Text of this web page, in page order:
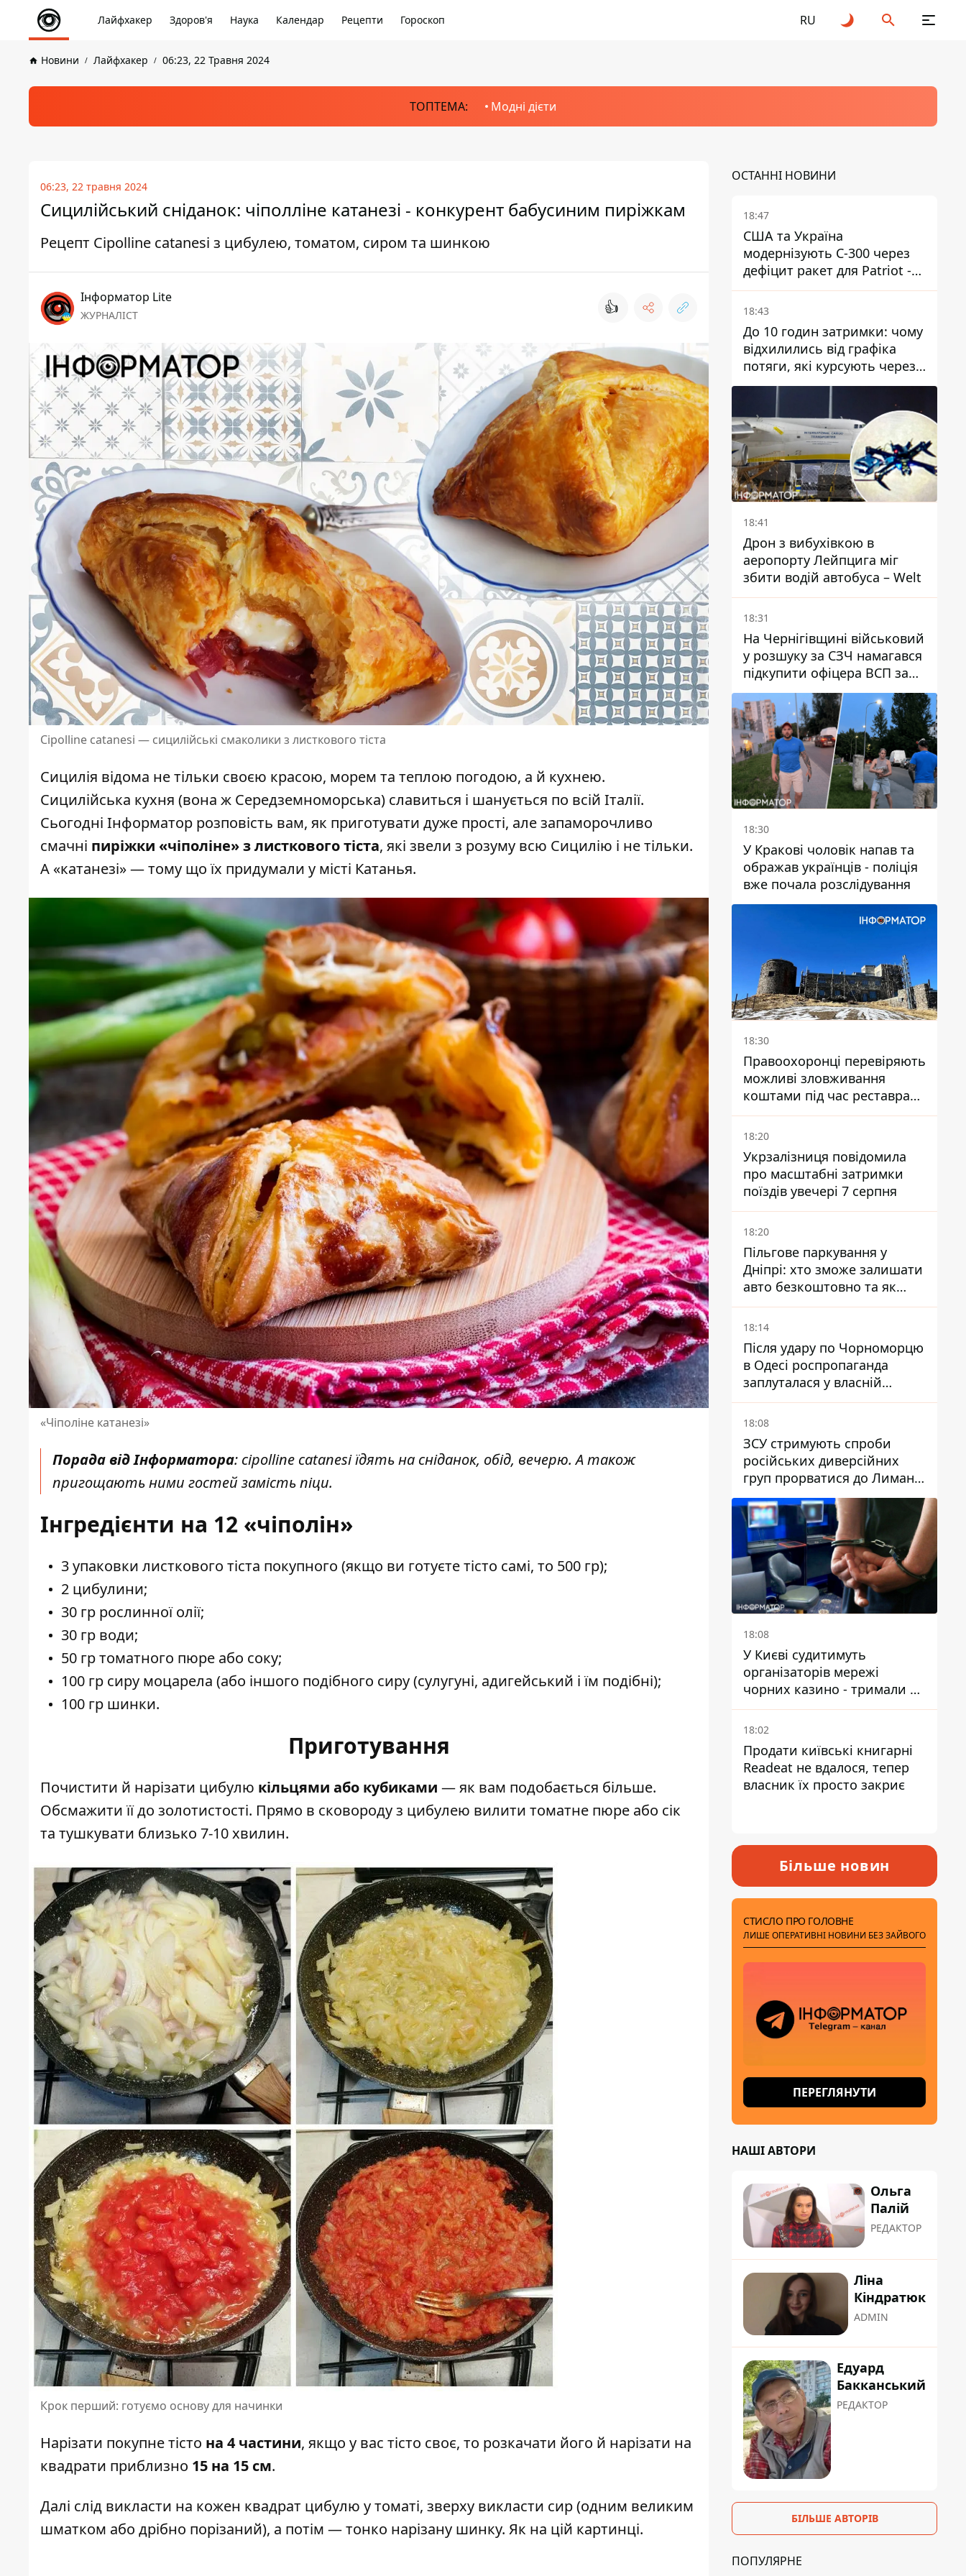
Лайфхакер Здоров'я Наука Календар Рецепти Гороскоп RU
Новини Лайфхакер 06:23, 22 Травня 2024
ТОПТЕМА: Модні дієти
06:23, 22 травня 2024
Сицилійський сніданок: чіполліне катанезі - конкурент бабусиним пиріжкам
Рецепт Cipolline catanesi з цибулею, томатом, сиром та шинкою
Інформатор Lite
ЖУРНАЛІСТ 👍
Cipolline catanesi — сицилійські смаколики з листкового тіста
Сицилія відома не тільки своєю красою, морем та теплою погодою, а й кухнею.
Сицилійська кухня (вона ж Середземноморська) славиться і шанується по всій Італії.
Сьогодні Інформатор розповість вам, як приготувати дуже прості, але запаморочливо
смачні пиріжки «чіполіне» з листкового тіста, які звели з розуму всю Сицилію і не тільки.
А «катанезі» — тому що їх придумали у місті Катанья.
«Чіполіне катанезі»
Порада від Інформатора: cipolline catanesi їдять на сніданок, обід, вечерю. А також
пригощають ними гостей замість піци.
Інгредієнти на 12 «чіполін»
3 упаковки листкового тіста покупного (якщо ви готуєте тісто самі, то 500 гр);
2 цибулини;
30 гр рослинної олії;
30 гр води;
50 гр томатного пюре або соку;
100 гр сиру моцарела (або іншого подібного сиру (сулугуні, адигейський і їм подібні);
100 гр шинки.
Приготування
Почистити й нарізати цибулю кільцями або кубиками — як вам подобається більше.
Обсмажити її до золотистості. Прямо в сковороду з цибулею вилити томатне пюре або сік
та тушкувати близько 7-10 хвилин.
Крок перший: готуємо основу для начинки
Нарізати покупне тісто на 4 частини, якщо у вас тісто своє, то розкачати його й нарізати на
квадрати приблизно 15 на 15 см.
Далі слід викласти на кожен квадрат цибулю у томаті, зверху викласти сир (одним великим
шматком або дрібно порізаний), а потім — тонко нарізану шинку. Як на цій картинці.
ОСТАННІ НОВИНИ
18:47
США та Україна
модернізують С-300 через
дефіцит ракет для Patriot -
ЗМІ
18:43
До 10 годин затримки: чому
відхилились від графіка
потяги, які курсують через
Дніпро та область
18:41
Дрон з вибухівкою в
аеропорту Лейпцига міг
збити водій автобуса – Welt
18:31
На Чернігівщині військовий
у розшуку за СЗЧ намагався
підкупити офіцера ВСП за
40 тисяч гривень
18:30
У Кракові чоловік напав та
ображав українців - поліція
вже почала розслідування
18:30
Правоохоронці перевіряють
можливі зловживання
коштами під час реставрації
обсерваторії на Піп Івані
18:20
Укрзалізниця повідомила
про масштабні затримки
поїздів увечері 7 серпня
18:20
Пільгове паркування у
Дніпрі: хто зможе залишати
авто безкоштовно та як
оформити електронну
картку
18:14
Після удару по Чорноморцю
в Одесі роспропаганда
заплуталася у власній
брехні
18:08
ЗСУ стримують спроби
російських диверсійних
груп прорватися до Лимана
- Трегубов
18:08
У Києві судитимуть
організаторів мережі
чорних казино - тримали 39
закладів
18:02
Продати київські книгарні
Readeat не вдалося, тепер
власник їх просто закриє
Більше новин
СТИСЛО ПРО ГОЛОВНЕ
ЛИШЕ ОПЕРАТИВНІ НОВИНИ БЕЗ ЗАЙВОГО
ПЕРЕГЛЯНУТИ
НАШІ АВТОРИ
Ольга
Палій
РЕДАКТОР
Ліна
Кіндратюк
ADMIN
Едуард
Бакканський
РЕДАКТОР
БІЛЬШЕ АВТОРІВ
ПОПУЛЯРНЕ